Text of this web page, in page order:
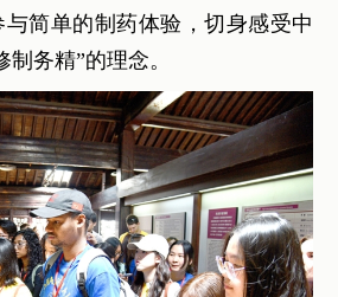
简单的制药体验，切身感受中
务精”的理念。